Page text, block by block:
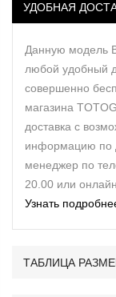
УДОБНАЯ
Данную модель
любой удобный
совершенно
магазина
доставка с
информацию по
менеджер по
20.00 или
Узнать
ТАБЛИЦА